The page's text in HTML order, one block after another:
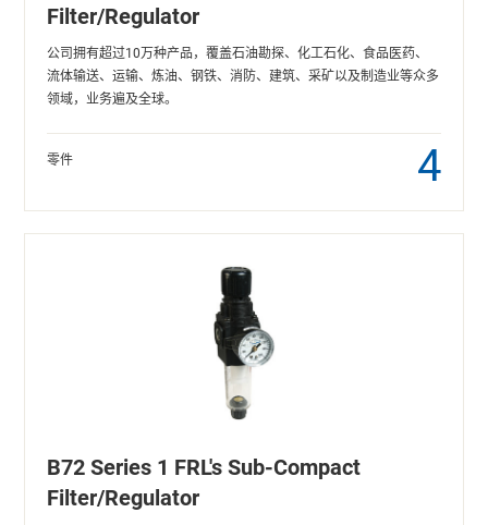
Filter/Regulator
公司拥有超过10万种产品，覆盖石油勘探、化工石化、食品医药、
流体输送、运输、炼油、钢铁、消防、建筑、采矿以及制造业等众多
领域，业务遍及全球。
零件 4
B72 Series 1 FRL's Sub-Compact
Filter/Regulator